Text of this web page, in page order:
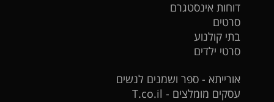
דוחות אינסטגרם
סרטים
בתי קולנוע
סרטי ילדים
אורייתא - ספר ושמנים לנשים
עסקים מומלצים - T.co.il